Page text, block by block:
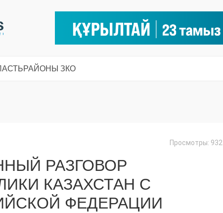
РАЙОНЫ ЗКО
Просмотры: 932
РАЗГОВОР
КАЗАХСТАН С
ФЕДЕРАЦИИ